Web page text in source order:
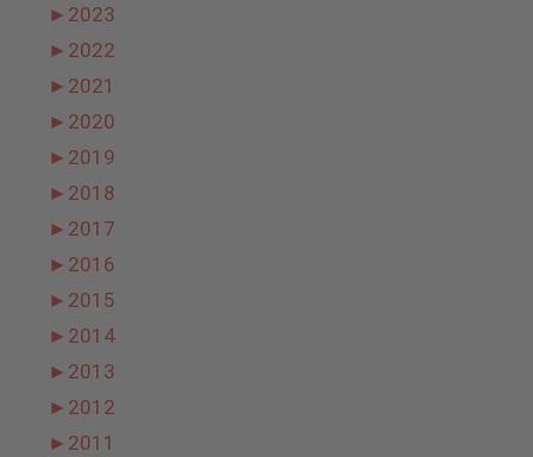
► 2023
► 2022
► 2021
► 2020
► 2019
► 2018
► 2017
► 2016
► 2015
► 2014
► 2013
► 2012
► 2011